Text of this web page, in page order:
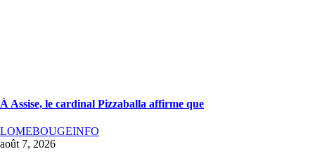
À Assise, le cardinal Pizzaballa affirme que
LOMEBOUGEINFO
août 7, 2026